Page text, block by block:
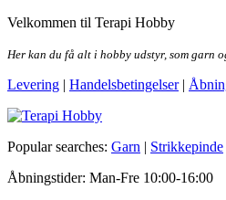
Skip
the
Velkommen til Terapi Hobby
Her kan du få alt i hobby udstyr, som garn
Levering | Handelsbetingelser|
Terapi Hobby
Popular searches: Garn | Strikkepinde
Åbningstider: Man-Fre 10:00-16:00